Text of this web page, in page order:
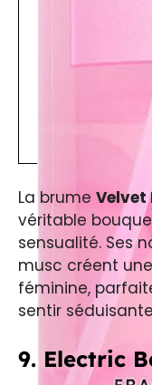
La brume Velvet
véritable
sensualité. Ses
musc créent
féminine,
sentir
9. Electric